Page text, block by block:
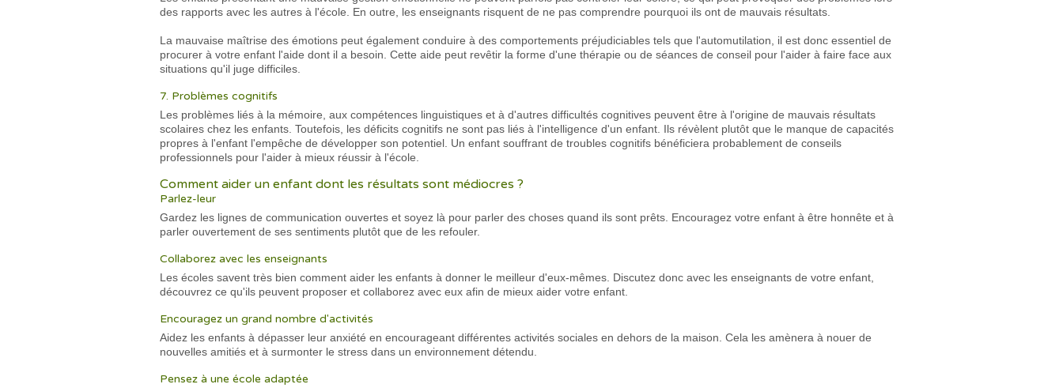
des rapports avec les autres à l'école. En outre, les enseignants risquent de ne pas comprendre pourquoi ils ont de mauvais résultats.
La mauvaise maîtrise des émotions peut également conduire à des comportements préjudiciables tels que l'automutilation, il est donc essentiel de
procurer à votre enfant l'aide dont il a besoin. Cette aide peut revêtir la forme d'une thérapie ou de séances de conseil pour l'aider à faire face aux
situations qu'il juge difficiles.
7. Problèmes cognitifs
Les problèmes liés à la mémoire, aux compétences linguistiques et à d'autres difficultés cognitives peuvent être à l'origine de mauvais résultats
scolaires chez les enfants. Toutefois, les déficits cognitifs ne sont pas liés à l'intelligence d'un enfant. Ils révèlent plutôt que le manque de capacités
propres à l'enfant l'empêche de développer son potentiel. Un enfant souffrant de troubles cognitifs bénéficiera probablement de conseils
professionnels pour l'aider à mieux réussir à l'école.
Comment aider un enfant dont les résultats sont médiocres ?
Parlez-leur
Gardez les lignes de communication ouvertes et soyez là pour parler des choses quand ils sont prêts. Encouragez votre enfant à être honnête et à
parler ouvertement de ses sentiments plutôt que de les refouler.
Collaborez avec les enseignants
Les écoles savent très bien comment aider les enfants à donner le meilleur d'eux-mêmes. Discutez donc avec les enseignants de votre enfant,
découvrez ce qu'ils peuvent proposer et collaborez avec eux afin de mieux aider votre enfant.
Encouragez un grand nombre d'activités
Aidez les enfants à dépasser leur anxiété en encourageant différentes activités sociales en dehors de la maison. Cela les amènera à nouer de
nouvelles amitiés et à surmonter le stress dans un environnement détendu.
Pensez à une école adaptée